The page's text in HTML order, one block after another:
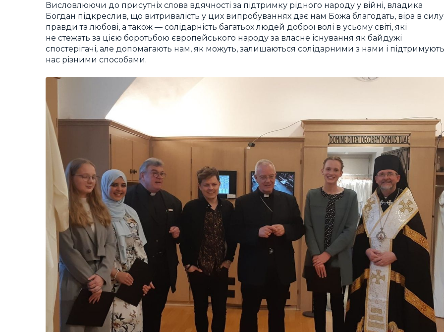
Висловлюючи до присутніх слова вдячності за підтримку рідного народу у війні, владика
Богдан підкреслив, що витривалість у цих випробуваннях дає нам Божа благодать, віра в силу
правди та любові, а також — солідарність багатьох людей доброї волі в усьому світі, які
не стежать за цією боротьбою європейського народу за власне існування як байдужі
спостерігачі, але допомагають нам, як можуть, залишаються солідарними з нами і підтримують
нас різними способами.